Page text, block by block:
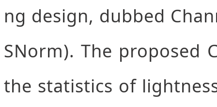
ng design, dubbed
SNorm). The proposed
the statistics of